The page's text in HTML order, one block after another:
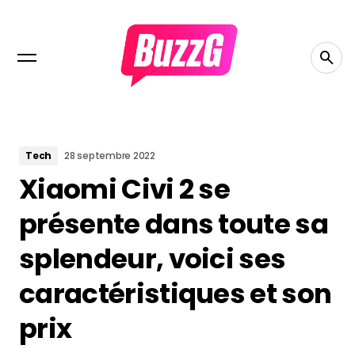
Tech 28 septembre 2022
Xiaomi Civi 2 se
présente dans toute sa
splendeur, voici ses
caractéristiques et son
prix